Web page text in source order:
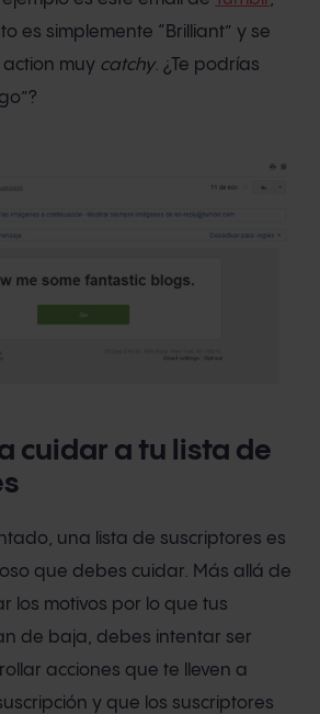
es simplemente “Brilliant” y se
muy catchy. ¿Te podrías
cuidar a tu lista de
una lista de suscriptores es
que debes cuidar. Más allá de
los motivos por lo que tus
de baja, debes intentar ser
acciones que te lleven a
y que los suscriptores